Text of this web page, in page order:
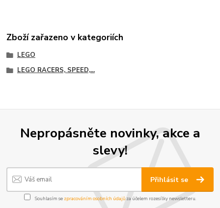
Zboží zařazeno v kategoriích
LEGO
LEGO RACERS, SPEED,...
Nepropásněte novinky, akce a
slevy!
Přihlásit se
Souhlasím se zpracováním osobních údajůza účelem rozesílky newsletteru.